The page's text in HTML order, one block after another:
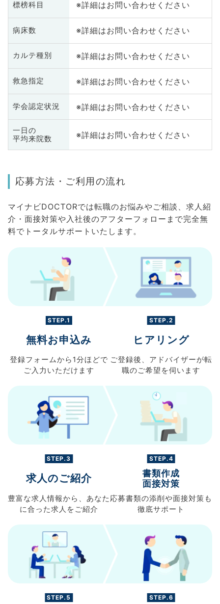
標榜科目 ※詳細はお問い合わせください
病床数 ※詳細はお問い合わせください
カルテ種別 ※詳細はお問い合わせください
救急指定 ※詳細はお問い合わせください
学会認定状況 ※詳細はお問い合わせください
一日の
平均来院数
※詳細はお問い合わせください
応募方法・ご利用の流れ
マイナビDOCTORでは転職のお悩みやご相談、求人紹
介・面接対策や入社後のアフターフォローまで完全無
料でトータルサポートいたします。
STEP.1
無料お申込み
登録フォームから 1分ほどで
ご入力 いただけます
STEP.2
ヒアリング
ご登録後、 アドバイザーが転
職のご希望を伺います
STEP.3
求人のご紹介
豊富な求人情報から、 あなた
に合った求人を ご紹介
STEP.4
書類作成
面接対策
応募書類の添削や面接対策も
徹底サポート
STEP.5 STEP.6